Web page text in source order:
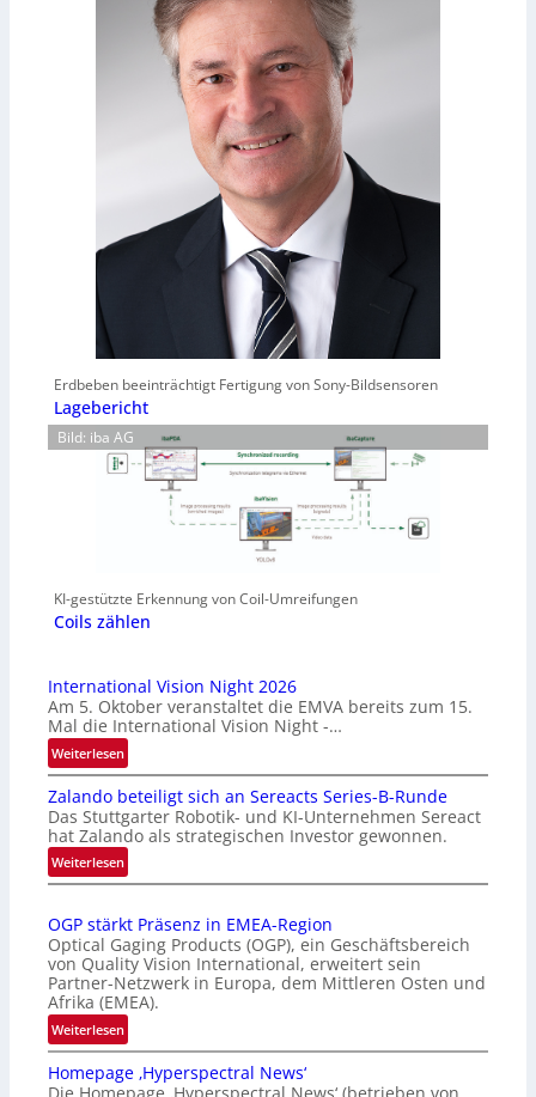
Erdbeben beeinträchtigt Fertigung von Sony-Bildsensoren
Lagebericht
Bild: iba AG
KI-gestützte Erkennung von Coil-Umreifungen
Coils zählen
International Vision Night 2026
Am 5. Oktober veranstaltet die EMVA bereits zum 15.
Mal die International Vision Night -…
Weiterlesen:
I
n
t
e
r
n
t
i
o
n
l
V
i
Zalando beteiligt sich an Sereacts Series-B-Runde
Das Stuttgarter Robotik- und KI-Unternehmen Sereact
hat Zalando als strategischen Investor gewonnen.
Weiterlesen:
Z
l
a
n
d
o
b
e
t
OGP stärkt Präsenz in EMEA-Region
Optical Gaging Products (OGP), ein Geschäftsbereich
von Quality Vision International, erweitert sein
Partner-Netzwerk in Europa, dem Mittleren Osten und
Afrika (EMEA).
Weiterlesen:
O
G
Homepage ‚Hyperspectral News‘
Die Homepage ‚Hyperspectral News‘ (betrieben von